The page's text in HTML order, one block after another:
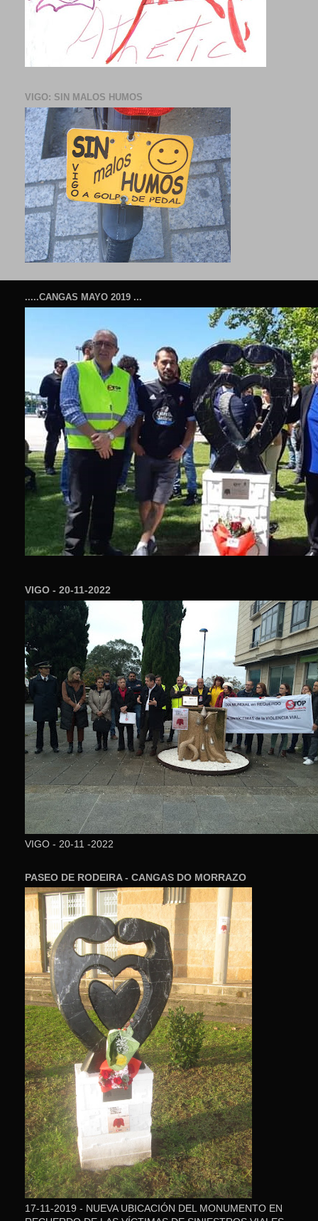
VIGO: SIN MALOS HUMOS
.....CANGAS MAYO 2019 ...
VIGO - 20-11-2022
VIGO - 20-11 -2022
PASEO DE RODEIRA - CANGAS DO MORRAZO
17-11-2019 - NUEVA UBICACIÓN DEL MONUMENTO EN